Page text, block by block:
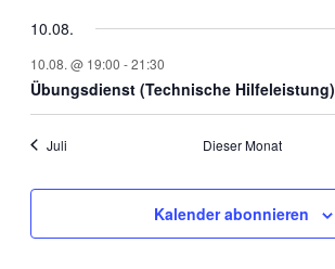
10.08.
10.08. @ 19:00 -21:30
Übungsdienst (Technische Hilfeleistung)
Juli Dieser Monat
Kalender abonnieren